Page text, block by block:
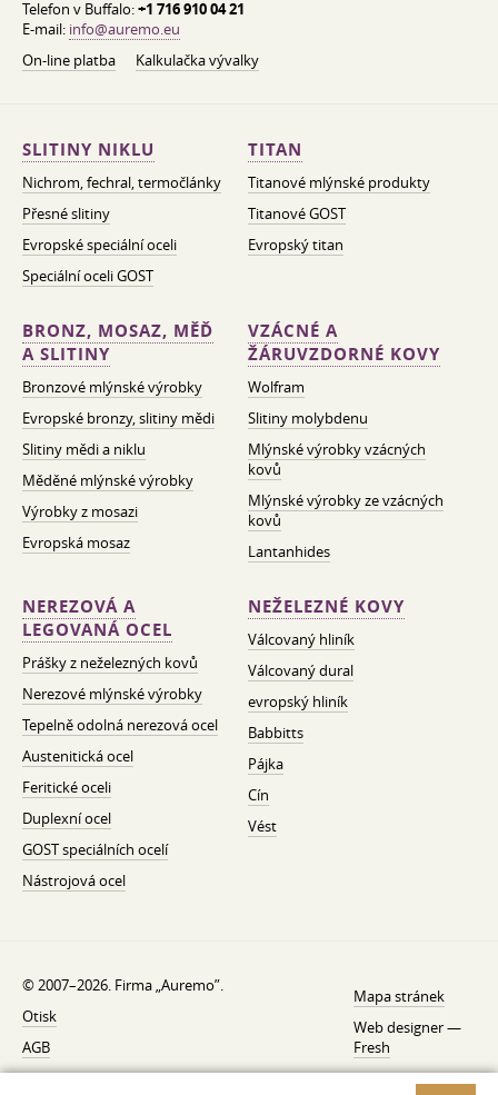
Telefon v Buffalo:+1 716 910 04 21
E-mail: info@auremo.eu
On-line platba
Kalkulačka vývalky
SLITINY NIKLU
Nichrom, fechral, termočlánky
Přesné slitiny
Evropské speciální oceli
Speciální oceli GOST
TITAN
Titanové mlýnské produkty
Titanové GOST
Evropský titan
BRONZ, MOSAZ, MĚĎ
A SLITINY
Bronzové mlýnské výrobky
Evropské bronzy, slitiny mědi
Slitiny mědi a niklu
Měděné mlýnské výrobky
Výrobky z mosazi
Evropská mosaz
VZÁCNÉ A
ŽÁRUVZDORNÉ KOVY
Wolfram
Slitiny molybdenu
Mlýnské výrobky vzácných
kovů
Mlýnské výrobky ze vzácných
kovů
Lantanhides
NEREZOVÁ A
LEGOVANÁ OCEL
Prášky z neželezných kovů
Nerezové mlýnské výrobky
Tepelně odolná nerezová ocel
Austenitická ocel
Feritické oceli
Duplexní ocel
GOST speciálních ocelí
Nástrojová ocel
NEŽELEZNÉ KOVY
Válcovaný hliník
Válcovaný dural
evropský hliník
Babbitts
Pájka
Cín
Vést
© 2007–2026. Firma „Auremo”.
Otisk
AGB
O nás
Mapa stránek
Web designer —
Fresh